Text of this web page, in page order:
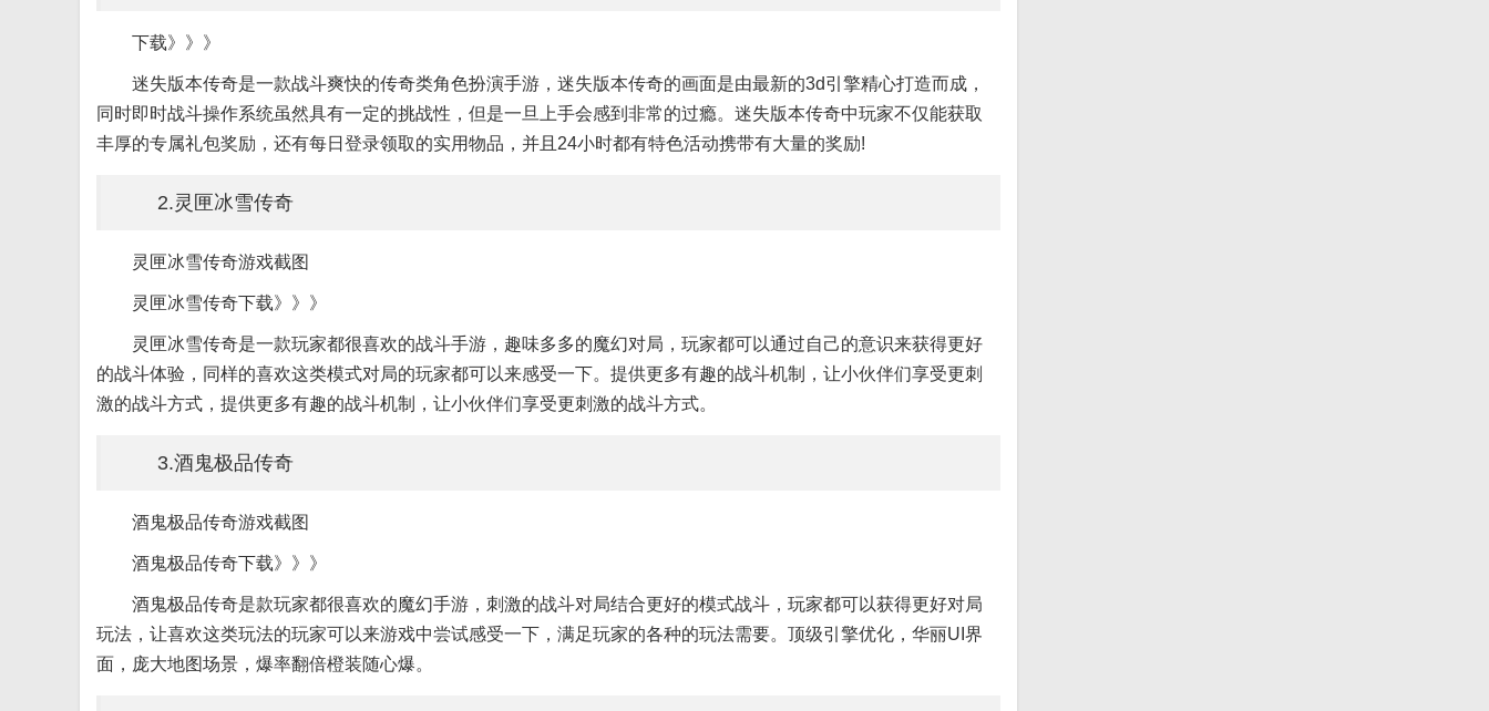
下载》》》
迷失版本传奇是一款战斗爽快的传奇类角色扮演手游，迷失版本传奇的画面是由最新的3d引擎精心打造而成，
同时即时战斗操作系统虽然具有一定的挑战性，但是一旦上手会感到非常的过瘾。迷失版本传奇中玩家不仅能获取
丰厚的专属礼包奖励，还有每日登录领取的实用物品，并且24小时都有特色活动携带有大量的奖励!
2.灵匣冰雪传奇
灵匣冰雪传奇游戏截图
灵匣冰雪传奇下载》》》
灵匣冰雪传奇是一款玩家都很喜欢的战斗手游，趣味多多的魔幻对局，玩家都可以通过自己的意识来获得更好
的战斗体验，同样的喜欢这类模式对局的玩家都可以来感受一下。提供更多有趣的战斗机制，让小伙伴们享受更刺
激的战斗方式，提供更多有趣的战斗机制，让小伙伴们享受更刺激的战斗方式。
3.酒鬼极品传奇
酒鬼极品传奇游戏截图
酒鬼极品传奇下载》》》
酒鬼极品传奇是款玩家都很喜欢的魔幻手游，刺激的战斗对局结合更好的模式战斗，玩家都可以获得更好对局
玩法，让喜欢这类玩法的玩家可以来游戏中尝试感受一下，满足玩家的各种的玩法需要。顶级引擎优化，华丽UI界
面，庞大地图场景，爆率翻倍橙装随心爆。